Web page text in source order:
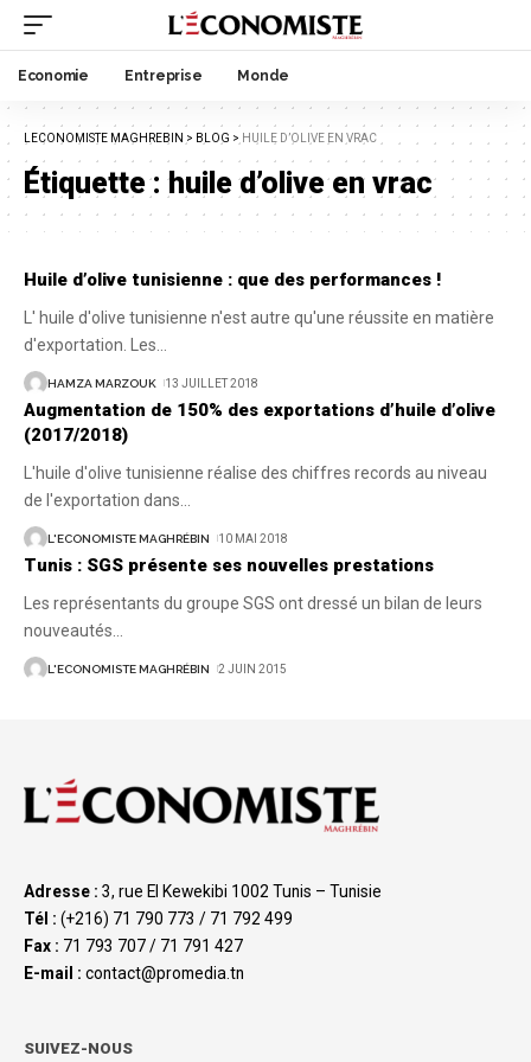
Economie Entreprise Monde
LECONOMISTE MAGHREBIN > BLOG > HUILE D’OLIVE EN VRAC
Étiquette :huile d’olive en vrac
Huile d’olive tunisienne : que des performances !
L' huile d'olive tunisienne n'est autre qu'une réussite en matière
d'exportation. Les
HAMZA MARZOUK 13 JUILLET 2018
Augmentation de 150% des exportations d’huile d’olive
(2017/2018)
L'huile d'olive tunisienne réalise des chiffres records au niveau
de l'exportation dans
L'ECONOMISTE MAGHRÉBIN 10 MAI 2018
Tunis : SGS présente ses nouvelles prestations
Les représentants du groupe SGS ont dressé un bilan de leurs
nouveautés
L'ECONOMISTE MAGHRÉBIN 2 JUIN 2015
Adresse : 3, rue El Kewekibi 1002 Tunis – Tunisie
Tél : (+216) 71 790 773 / 71 792 499
Fax : 71 793 707 / 71 791 427
E-mail : contact@promedia.tn
SUIVEZ-NOUS